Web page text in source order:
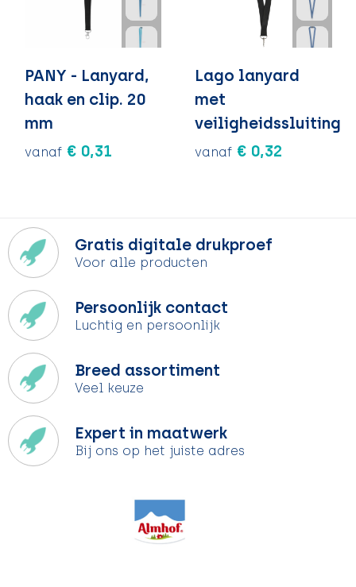
PANY - Lanyard,
haak en clip. 20
mm
vanaf € 0,31
Lago lanyard
met
veiligheidssluiting
vanaf € 0,32
Gratis digitale drukproef
Voor alle producten
Persoonlijk contact
Luchtig en persoonlijk
Breed assortiment
Veel keuze
Expert in maatwerk
Bij ons op het juiste adres